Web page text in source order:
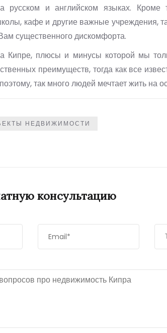
русском и английском языках. Кроме
кафе и другие важные учреждения,
существенного дискомфорта.
Кипре, плюсы и минусы которой мы
преимуществ, тогда как все
так много людей мечтает жить на
НЕДВИЖИМОСТИ
консультацию